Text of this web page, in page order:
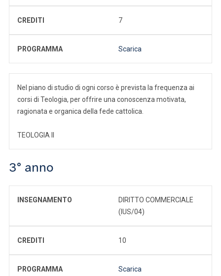
CREDITI 7
PROGRAMMA Scarica
Nel piano di studio di ogni corso è prevista la frequenza ai
corsi di Teologia, per offrire una conoscenza motivata,
ragionata e organica della fede cattolica.
TEOLOGIA II
3° anno
INSEGNAMENTO
DIRITTO COMMERCIALE
(IUS/04)
CREDITI 10
PROGRAMMA Scarica